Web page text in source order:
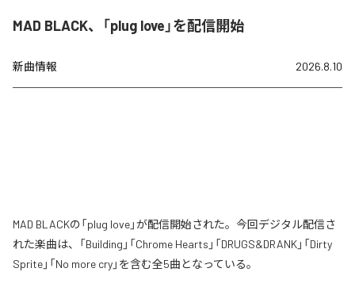
MAD BLACK、「plug love」を配信開始
新曲情報 2026.8.10
MAD BLACKの「plug love」が配信開始された。今回デジタル配信さ
れた楽曲は、「Building」「Chrome Hearts」「DRUGS&DRANK」「Dirty
Sprite」「No more cry」を含む全5曲となっている。